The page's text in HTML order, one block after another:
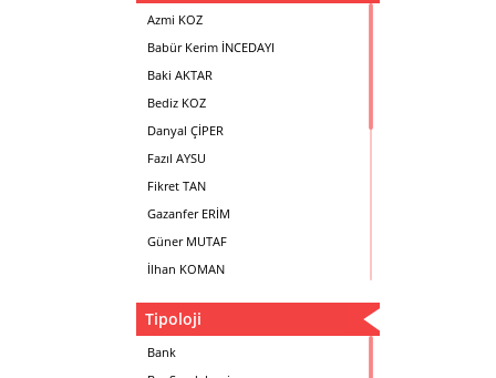
Azmi KOZ
Babür Kerim İNCEDAYI
Baki AKTAR
Bediz KOZ
Danyal ÇİPER
Fazıl AYSU
Fikret TAN
Gazanfer ERİM
Güner MUTAF
İlhan KOMAN
Metin Atabey ATA
Minas BOYACIYAN
Tipoloji
Bank